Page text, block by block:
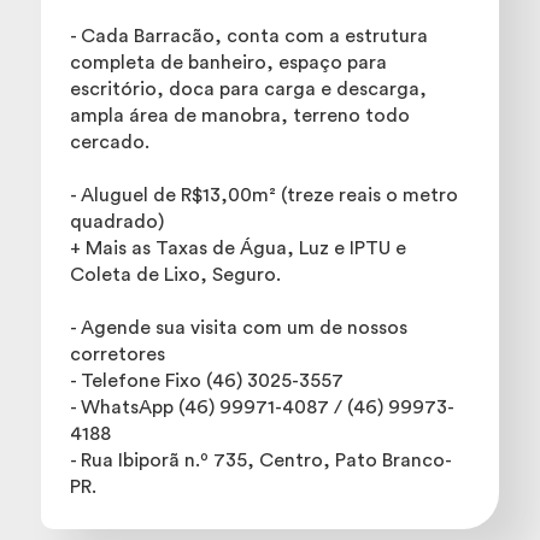
- Cada Barracão, conta com a estrutura
completa de banheiro, espaço para
escritório, doca para carga e descarga,
ampla área de manobra, terreno todo
cercado.
- Aluguel de R$13,00m² (treze reais o metro
quadrado)
+ Mais as Taxas de Água, Luz e IPTU e
Coleta de Lixo, Seguro.
- Agende sua visita com um de nossos
corretores
- Telefone Fixo (46) 3025-3557
- WhatsApp (46) 99971-4087 / (46) 99973-
4188
- Rua Ibiporã n.º 735, Centro, Pato Branco-
PR.